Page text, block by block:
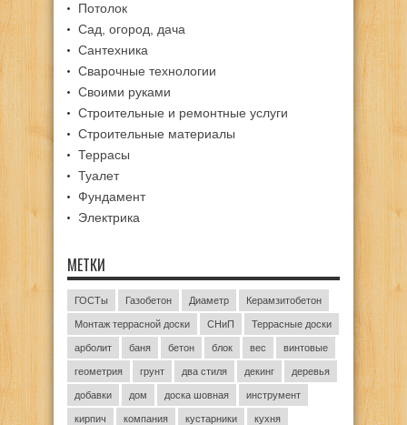
Потолок
Сад, огород, дача
Сантехника
Сварочные технологии
Своими руками
Строительные и ремонтные услуги
Строительные материалы
Террасы
Туалет
Фундамент
Электрика
МЕТКИ
ГОСТы Газобетон Диаметр Керамзитобетон
Монтаж террасной доски СНиП Террасные доски
арболит баня бетон блок вес винтовые
геометрия грунт два стиля декинг деревья
добавки дом доска шовная инструмент
кирпич компания кустарники кухня